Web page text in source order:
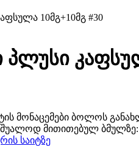
10მგ+10მგ #30
მონაცემები ბოლოს
მითითებულ ბმულზე:
საიტზე